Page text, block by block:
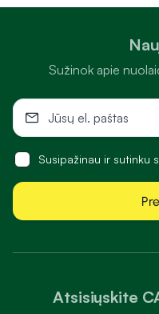
Atsisiųskite
Sužinok apie
Susipažinau ir sutinku